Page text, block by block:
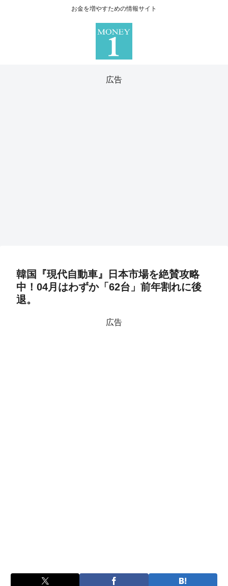
お金を増やすための情報サイト
広告
韓国『現代自動車』日本市場を絶賛攻略
中！04月はわずか「62台」前年割れに後
退。
広告